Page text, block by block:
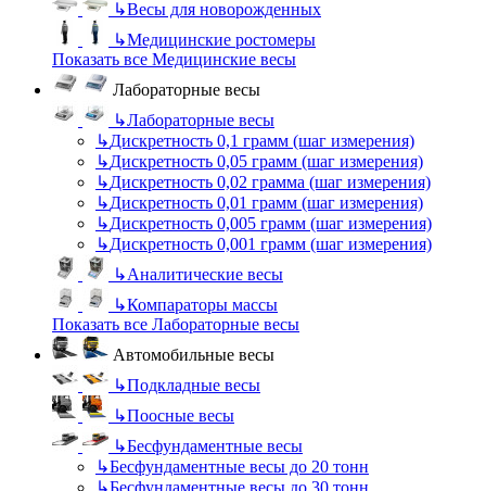
↳Весы для новорожденных
↳Медицинские ростомеры
Показать все Медицинские весы
Лабораторные весы
↳Лабораторные весы
↳Дискретность 0,1 грамм (шаг измерения)
↳Дискретность 0,05 грамм (шаг измерения)
↳Дискретность 0,02 грамма (шаг измерения)
↳Дискретность 0,01 грамм (шаг измерения)
↳Дискретность 0,005 грамм (шаг измерения)
↳Дискретность 0,001 грамм (шаг измерения)
↳Аналитические весы
↳Компараторы массы
Показать все Лабораторные весы
Автомобильные весы
↳Подкладные весы
↳Поосные весы
↳Бесфундаментные весы
↳Бесфундаментные весы до 20 тонн
↳Бесфундаментные весы до 30 тонн